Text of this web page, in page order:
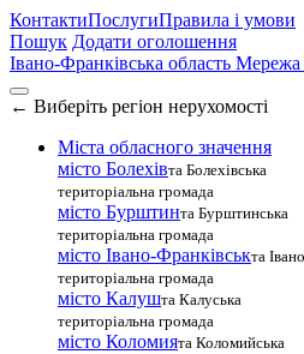
КонтактиПослугиПравила і умови
Пошук Додати оголошення
Івано-Франківська область Мережа
← Виберіть регіон нерухомості
Міста обласного значення
місто Болехівта Болехівська
територіальна громада
місто Бурштинта Бурштинська
територіальна громада
місто Івано-Франківськта
територіальна громада
місто Калушта Калуська
територіальна громада
місто Коломията Коломийська